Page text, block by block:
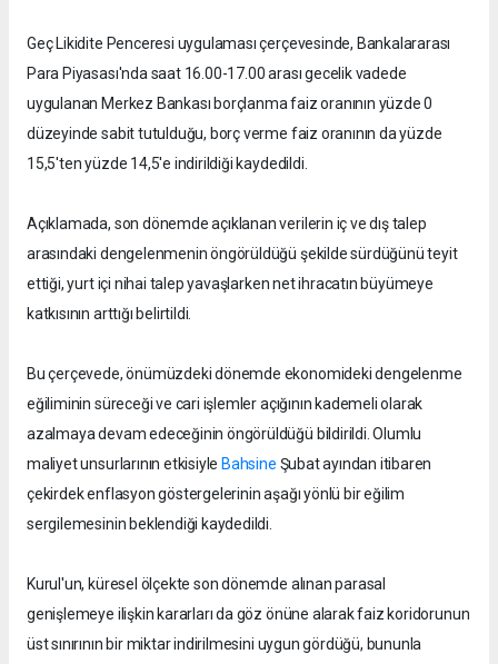
Geç Likidite Penceresi uygulaması çerçevesinde, Bankalararası
Para Piyasası'nda saat 16.00-17.00 arası gecelik vadede
uygulanan Merkez Bankası borçlanma faiz oranının yüzde 0
düzeyinde sabit tutulduğu, borç verme faiz oranının da yüzde
15,5'ten yüzde 14,5'e indirildiği kaydedildi.
Açıklamada, son dönemde açıklanan verilerin iç ve dış talep
arasındaki dengelenmenin öngörüldüğü şekilde sürdüğünü teyit
ettiği, yurt içi nihai talep yavaşlarken net ihracatın büyümeye
katkısının arttığı belirtildi.
Bu çerçevede, önümüzdeki dönemde ekonomideki dengelenme
eğiliminin süreceği ve cari işlemler açığının kademeli olarak
azalmaya devam edeceğinin öngörüldüğü bildirildi. Olumlu
maliyet unsurlarının etkisiyle Bahsine Şubat ayından itibaren
çekirdek enflasyon göstergelerinin aşağı yönlü bir eğilim
sergilemesinin beklendiği kaydedildi.
Kurul'un, küresel ölçekte son dönemde alınan parasal
genişlemeye ilişkin kararları da göz önüne alarak faiz koridorunun
üst sınırının bir miktar indirilmesini uygun gördüğü, bununla